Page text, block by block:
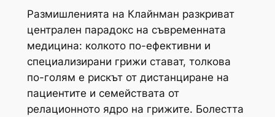
Размишленията на Клайнман разкриват
централен парадокс на съвременната
медицина: колкото по-ефективни и
специализирани грижи стават, толкова
по-голям е рискът от дистанциране на
пациентите и семействата от
релационното ядро ​​на грижите. Болестта